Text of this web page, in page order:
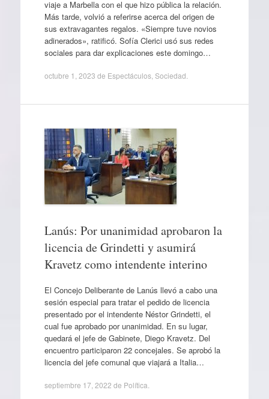
viaje a Marbella con el que hizo pública la relación.
Más tarde, volvió a referirse acerca del origen de
sus extravagantes regalos. «Siempre tuve novios
adinerados», ratificó. Sofía Clerici usó sus redes
sociales para dar explicaciones este domingo…
octubre 1, 2023 de Espectáculos, Sociedad
Lanús: Por unanimidad aprobaron la
licencia de Grindetti y asumirá
Kravetz como intendente interino
El Concejo Deliberante de Lanús llevó a cabo una
sesión especial para tratar el pedido de licencia
presentado por el intendente Néstor Grindetti, el
cual fue aprobado por unanimidad. En su lugar,
quedará el jefe de Gabinete, Diego Kravetz. Del
encuentro participaron 22 concejales. Se aprobó la
licencia del jefe comunal que viajará a Italia…
septiembre 17, 2022 de Política